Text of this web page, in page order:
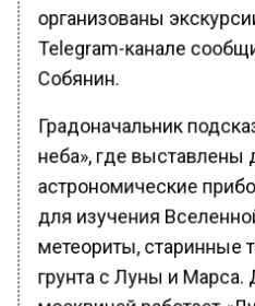
организованы
Telegram-канале
Собянин.
Градоначальник
неба», где выставлены
астрономические
для изучения
метеориты, старинные
грунта с Луны и Марса.